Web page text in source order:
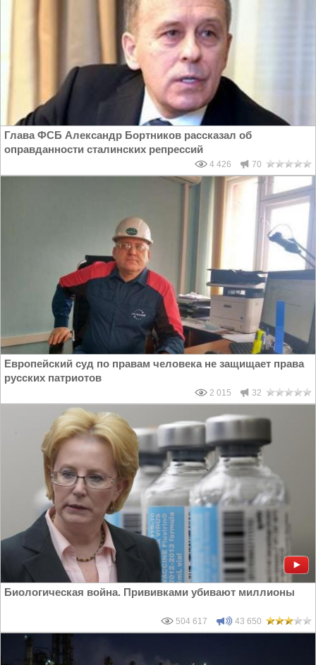
Глава ФСБ Александр Бортников рассказал об
оправданности сталинских репрессий
4 426 70
Европейский суд по правам человека не защищает права
русских патриотов
2 015 32
Биологическая война. Прививками убивают миллионы
504 617 43 650